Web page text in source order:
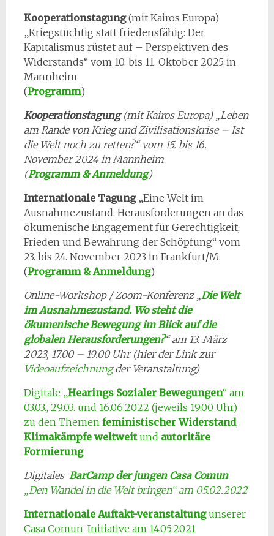
Kooperationstagung(mit Kairos Europa)
„Kriegstüchtig statt friedensfähig: Der
Kapitalismus rüstet auf – Perspektiven des
Widerstands“ vom 10. bis 11. Oktober 2025 in
Mannheim
(Programm)
Kooperationstagung(mit Kairos Europa) „Leben
am Rande von Krieg und Zivilisationskrise – Ist
die Welt noch zu retten?“ vom 15. bis 16.
November 2024 in Mannheim
(Programm & Anmeldung)
Internationale Tagung„Eine Welt im
Ausnahmezustand. Herausforderungen an das
ökumenische Engagement für Gerechtigkeit,
Frieden und Bewahrung der Schöpfung“ vom
23. bis 24. November 2023 in Frankfurt/M.
(Programm & Anmeldung)
Online-Workshop / Zoom-Konferenz „Die Welt
im Ausnahmezustand. Wo steht die
ökumenische Bewegung im Blick auf die
globalen Herausforderungen?“ am 13. März
2023, 17.00 – 19.00 Uhr (hier der Link zur
Videoaufzeichnungder Veranstaltung)
Digitale „Hearings Sozialer Bewegungen“ am
03.03., 29.03. und 16.06.2022 (jeweils 19.00 Uhr)
zu den Themen feministischer Widerstand,
Klimakämpfe weltweitund autoritäre
Formierung
Digitales BarCamp der jungen Casa Comun
„Den Wandel in die Welt bringen“ am 05.02.2022
Internationale Auftakt-veranstaltungunserer
Casa Comun-Initiative am 14.05.2021